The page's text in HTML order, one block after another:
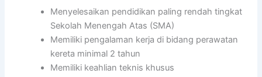
Menyelesaikan pendidikan paling rendah tingkat
Sekolah Menengah Atas (SMA)
Memiliki pengalaman kerja di bidang perawatan
kereta minimal 2 tahun
Memiliki keahlian teknis khusus